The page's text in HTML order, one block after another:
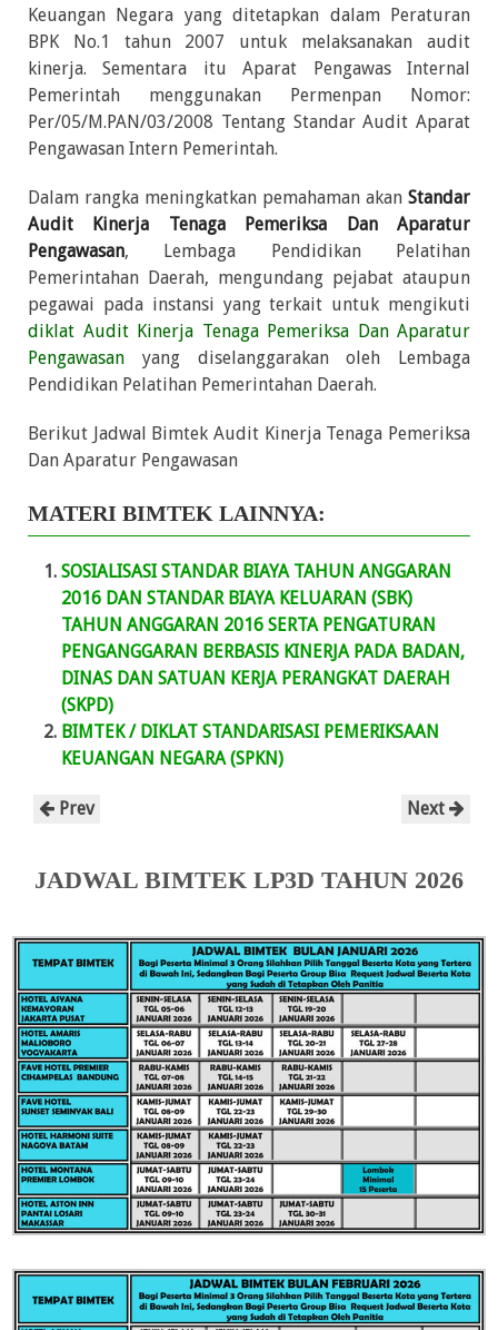
Keuangan Negara yang ditetapkan dalam Peraturan
BPK No.1 tahun 2007 untuk melaksanakan audit
kinerja. Sementara itu Aparat Pengawas Internal
Pemerintah menggunakan Permenpan Nomor:
Per/05/M.PAN/03/2008 Tentang Standar Audit Aparat
Pengawasan Intern Pemerintah.
Dalam rangka meningkatkan pemahaman akan Standar
Audit Kinerja Tenaga Pemeriksa Dan Aparatur
Pengawasan, Lembaga Pendidikan Pelatihan
Pemerintahan Daerah, mengundang pejabat ataupun
pegawai pada instansi yang terkait untuk mengikuti
diklat Audit Kinerja Tenaga Pemeriksa Dan Aparatur
Pengawasan yang diselanggarakan oleh Lembaga
Pendidikan Pelatihan Pemerintahan Daerah.
Berikut Jadwal Bimtek Audit Kinerja Tenaga Pemeriksa
Dan Aparatur Pengawasan
MATERI BIMTEK LAINNYA:
SOSIALISASI STANDAR BIAYA TAHUN ANGGARAN
2016 DAN STANDAR BIAYA KELUARAN (SBK)
TAHUN ANGGARAN 2016 SERTA PENGATURAN
PENGANGGARAN BERBASIS KINERJA PADA BADAN,
DINAS DAN SATUAN KERJA PERANGKAT DAERAH
(SKPD)
BIMTEK / DIKLAT STANDARISASI PEMERIKSAAN
KEUANGAN NEGARA (SPKN)
Next
Prev
JADWAL BIMTEK LP3D TAHUN 2026